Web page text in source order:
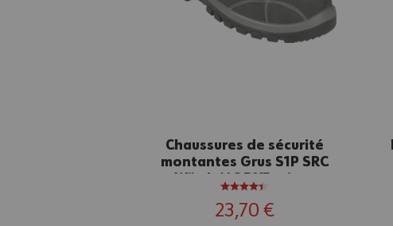
Chaussures de sécurité
montantes Grus S1P SRC
Würth MODYF grises
23,70 €